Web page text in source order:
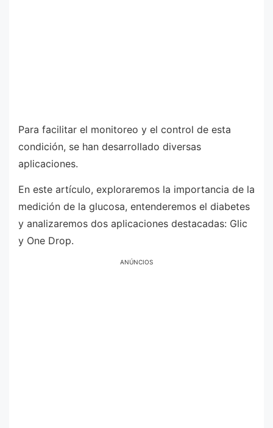
Para facilitar el monitoreo y el control de esta
condición, se han desarrollado diversas
aplicaciones.
En este artículo, exploraremos la importancia de la
medición de la glucosa, entenderemos el diabetes
y analizaremos dos aplicaciones destacadas: Glic
y One Drop.
ANÚNCIOS